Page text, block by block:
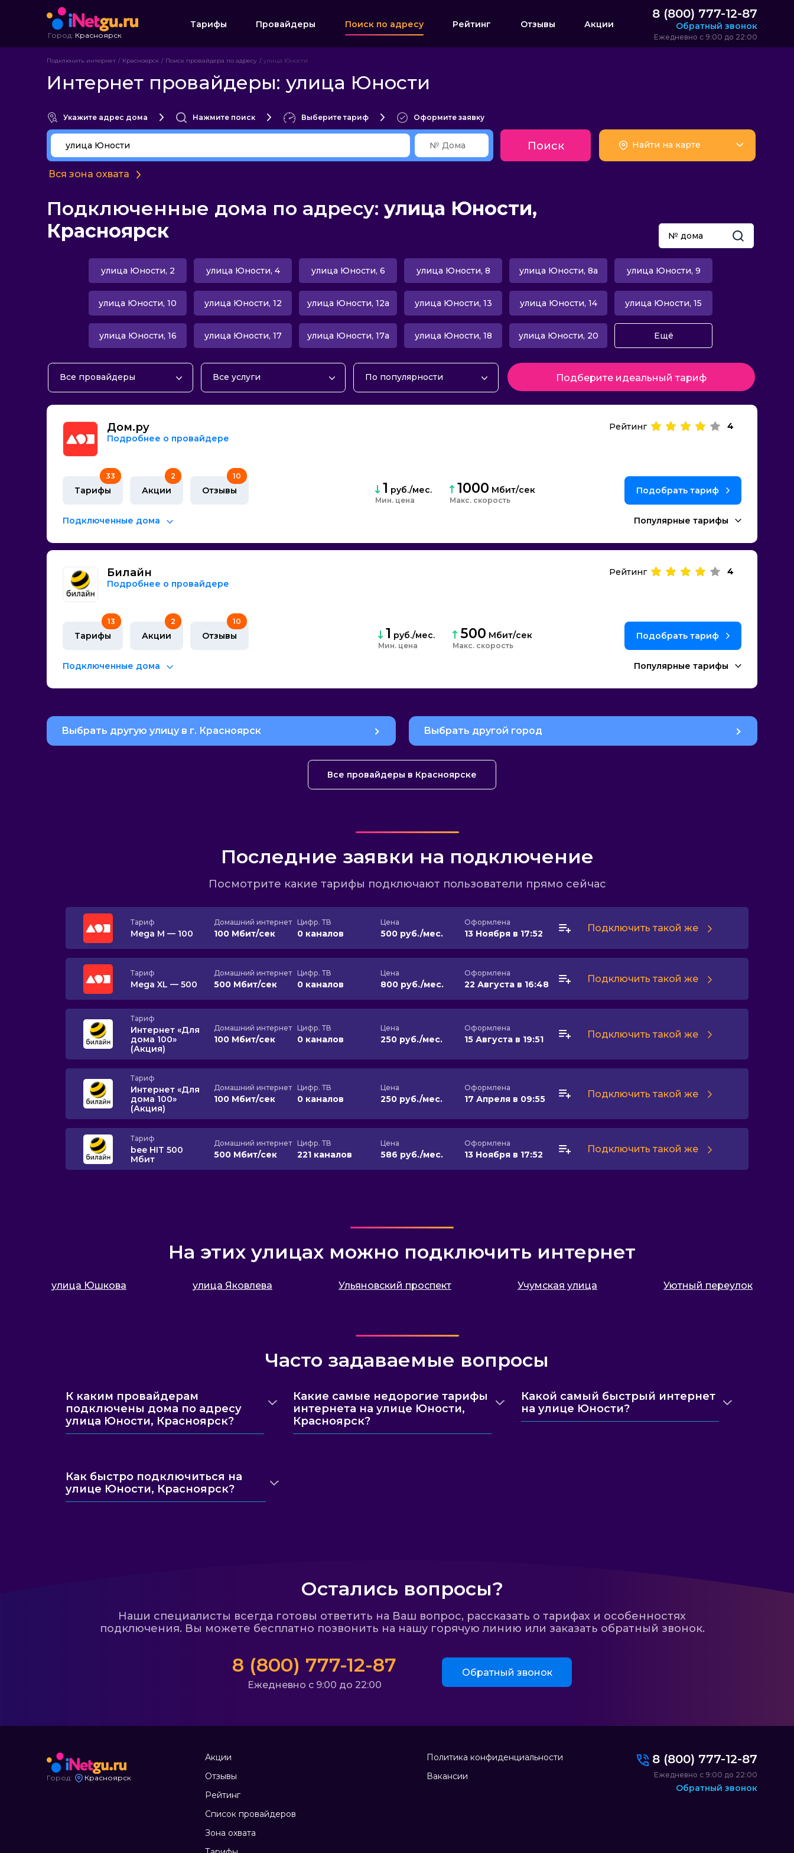
Город: Красноярск
Тарифы Провайдеры Поиск по адресу Рейтинг Отзывы Акции
8 (800) 777-12-87
Обратный звонок
Ежедневно с 9:00 до 22:00
Подключить интернет Красноярск Поиск провайдера по адресу улица Юности
Интернет провайдеры: улица Юности
Укажите адрес дома Нажмите поиск Выберите тариф Оформите заявку
Поиск Найти на карте
Вся зона охвата
Подключенные дома по адресу: улица Юности,
Красноярск
улица Юности, 2 улица Юности, 4 улица Юности, 6 улица Юности, 8 улица Юности, 8а улица Юности, 9
улица Юности, 10 улица Юности, 12 улица Юности, 12а улица Юности, 13 улица Юности, 14 улица Юности, 15
улица Юности, 16 улица Юности, 17 улица Юности, 17а улица Юности, 18 улица Юности, 20 Ещё
Все провайдеры Все услуги
Домашний интернет и ТВ
По количеству тарифов
По количеству отзывов
По популярности Подберите идеальный тариф
Дом.ру
Подробнее о провайдере
Рейтинг 4
Тарифы
33
Акции
2
Отзывы
10
1 руб./мес.
Мин. цена
1000 Мбит/сек
Макс. скорость
Подобрать тариф
Подключенные дома Популярные тарифы
Билайн
Подробнее о провайдере
Рейтинг 4
Тарифы
13
Акции
2
Отзывы
10
1 руб./мес.
Мин. цена
500 Мбит/сек
Макс. скорость
Подобрать тариф
Подключенные дома Популярные тарифы
Выбрать другую улицу в г. Красноярск Выбрать другой город
Все провайдеры в Красноярске
Последние заявки на подключение
Посмотрите какие тарифы подключают пользователи прямо сейчас
Тариф
Mega M — 100
Домашний интернет
100 Мбит/сек
Цифр. ТВ
0 каналов
Цена
500 руб./мес.
Оформлена
13 Ноября в 17:52 Подключить такой же
Тариф
Mega XL — 500
Домашний интернет
500 Мбит/сек
Цифр. ТВ
0 каналов
Цена
800 руб./мес.
Оформлена
22 Августа в 16:48 Подключить такой же
Тариф
Интернет «Для
дома 100»
(Акция)
Домашний интернет
100 Мбит/сек
Цифр. ТВ
0 каналов
Цена
250 руб./мес.
Оформлена
15 Августа в 19:51 Подключить такой же
Тариф
Интернет «Для
дома 100»
(Акция)
Домашний интернет
100 Мбит/сек
Цифр. ТВ
0 каналов
Цена
250 руб./мес.
Оформлена
17 Апреля в 09:55 Подключить такой же
Тариф
bee HIT 500
Мбит
Домашний интернет
500 Мбит/сек
Цифр. ТВ
221 каналов
Цена
586 руб./мес.
Оформлена
13 Ноября в 17:52 Подключить такой же
На этих улицах можно подключить интернет
улица Юшкова улица Яковлева Ульяновский проспект Учумская улица Уютный переулок
Часто задаваемые вопросы
К каким провайдерам
подключены дома по адресу
улица Юности, Красноярск?
Какие самые недорогие тарифы
интернета на улице Юности,
Красноярск?
Какой самый быстрый интернет
на улице Юности?
Как быстро подключиться на
улице Юности, Красноярск?
Остались вопросы?
Наши специалисты всегда готовы ответить на Ваш вопрос, рассказать о тарифах и особенностях
подключения. Вы можете бесплатно позвонить на нашу горячую линию или заказать обратный звонок.
8 (800) 777-12-87
Ежедневно с 9:00 до 22:00
Обратный звонок
Город: Красноярск
Акции
Отзывы
Рейтинг
Список провайдеров
Зона охвата
Политика конфиденциальности
Вакансии
8 (800) 777-12-87
Ежедневно с 9:00 до 22:00
Обратный звонок